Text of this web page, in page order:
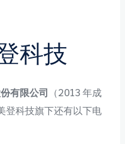
科技
有限公司
（2013 年成
登科技旗下还有以下电